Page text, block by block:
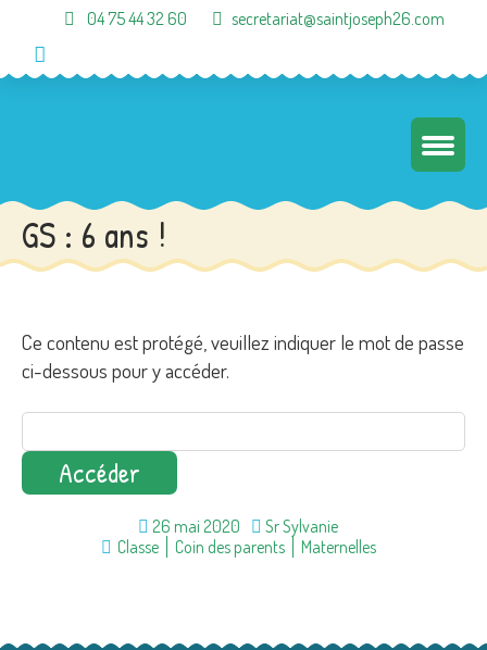
04 75 44 32 60 secretariat@saintjoseph26.com
GS : 6 ans !
Ce contenu est protégé, veuillez indiquer le mot de passe
ci-dessous pour y accéder.
26 mai 2020
Sr Sylvanie
Classe
Coin des parents Maternelles